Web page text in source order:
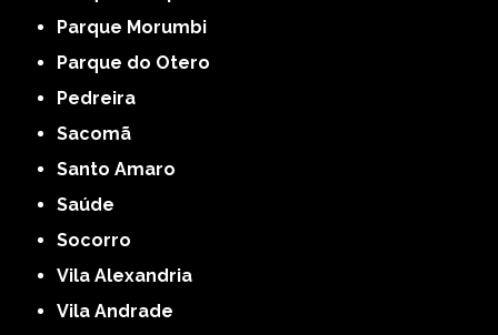
Parque Morumbi
Parque do Otero
Pedreira
Sacomã
Santo Amaro
Saúde
Socorro
Vila Alexandria
Vila Andrade